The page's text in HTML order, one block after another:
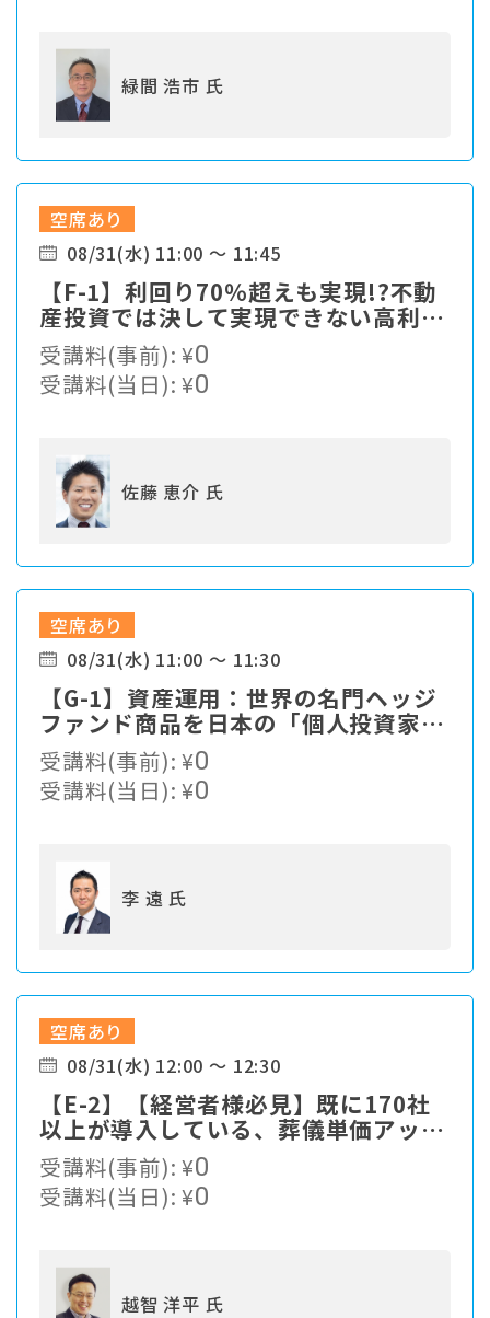
緑間 浩市 氏
空席あり
08/31(水) 11:00 ～ 11:45
【F-1】利回り70％超えも実現!?不動
産投資では決して実現できない高利回
りの最先端資産運用！
受講料(事前):¥0
受講料(当日):¥0
佐藤 恵介 氏
空席あり
08/31(水) 11:00 ～ 11:30
【G-1】資産運用：世界の名門ヘッジ
ファンド商品を日本の「個人投資家」
に提供 ～10万ドルから投資できる世
界の名門ヘッジファンドとは～
受講料(事前):¥0
受講料(当日):¥0
李 遠 氏
空席あり
08/31(水) 12:00 ～ 12:30
【E-2】【経営者様必見】既に170社
以上が導入している、葬儀単価アップ
の仕組みをご紹介
受講料(事前):¥0
受講料(当日):¥0
越智 洋平 氏